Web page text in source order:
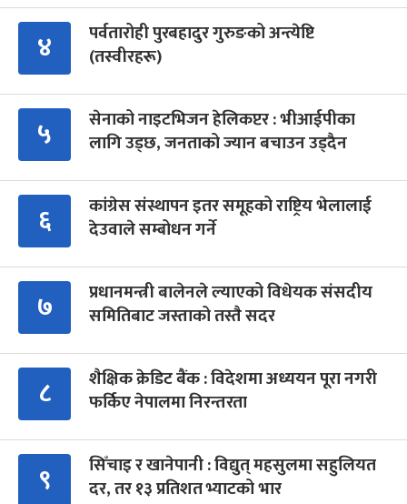
४
पर्वतारोही पुरबहादुर गुरुङको अन्त्येष्टि
(तस्वीरहरू)
५
सेनाको नाइटभिजन हेलिकप्टर : भीआईपीका
लागि उड्छ, जनताको ज्यान बचाउन उड्दैन
६
कांग्रेस संस्थापन इतर समूहको राष्ट्रिय भेलालाई
देउवाले सम्बोधन गर्ने
७
प्रधानमन्त्री बालेनले ल्याएको विधेयक संसदीय
समितिबाट जस्ताको तस्तै सदर
८
शैक्षिक क्रेडिट बैंक : विदेशमा अध्ययन पूरा नगरी
फर्किए नेपालमा निरन्तरता
९
सिँचाइ र खानेपानी : विद्युत् महसुलमा सहुलियत
दर, तर १३ प्रतिशत भ्याटको भार